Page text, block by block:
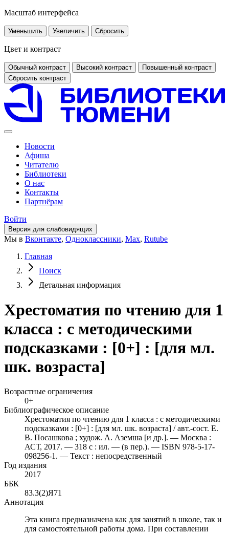
Масштаб интерфейса
Уменьшить Увеличить Сбросить
Цвет и контраст
Обычный контраст Высокий контраст
Повышенный контраст
Сбросить контраст
Новости
Афиша
Читателю
Библиотеки
О нас
Контакты
Партнёрам
Войти
Версия для слабовидящих
Мы в Вконтакте, Одноклассники, Max, Rutube
Главная
Поиск
Детальная информация
Хрестоматия по чтению для 1
класса : с методическими
подсказками : [0+] : [для мл.
шк. возраста]
Возрастные ограничения
0+
Библиографическое описание
Хрестоматия по чтению для 1 класса : с методическими
подсказками : [0+] : [для мл. шк. возраста] / авт.-сост. Е.
В. Посашкова ; худож. А. Аземша [и др.]. — Москва :
АСТ, 2017. — 318 с : ил. — (в пер.). — ISBN 978-5-17-
098256-1. — Текст : непосредственный
Год издания
2017
ББК
83.3(2)Я71
Аннотация
Эта книга предназначена как для занятий в школе, так и
для самостоятельной работы дома. При составлении